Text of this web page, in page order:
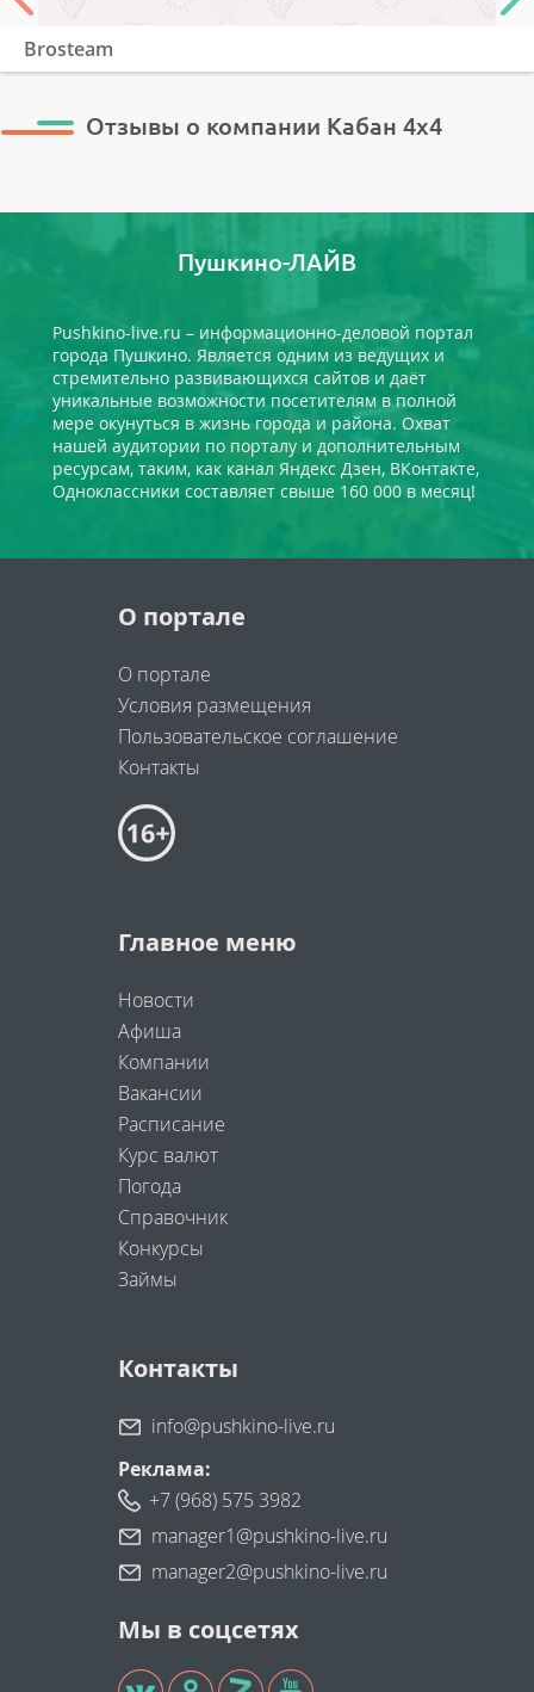
Brosteam
Отзывы о компании Кабан 4х4
Пушкино-ЛАЙВ
Pushkino-live.ru – информационно-деловой портал
города Пушкино. Является одним из ведущих и
стремительно развивающихся сайтов и даёт
уникальные возможности посетителям в полной
мере окунуться в жизнь города и района. Охват
нашей аудитории по порталу и дополнительным
ресурсам, таким, как канал Яндекс Дзен, ВКонтакте,
Одноклассники составляет свыше 160 000 в месяц!
О портале
О портале
Условия размещения
Пользовательское соглашение
Контакты
Главное меню
Новости
Афиша
Компании
Вакансии
Расписание
Курс валют
Погода
Справочник
Конкурсы
Займы
Контакты
info@pushkino-live.ru
Реклама:
+7 (968) 575 3982
manager1@pushkino-live.ru
manager2@pushkino-live.ru
Мы в соцсетях